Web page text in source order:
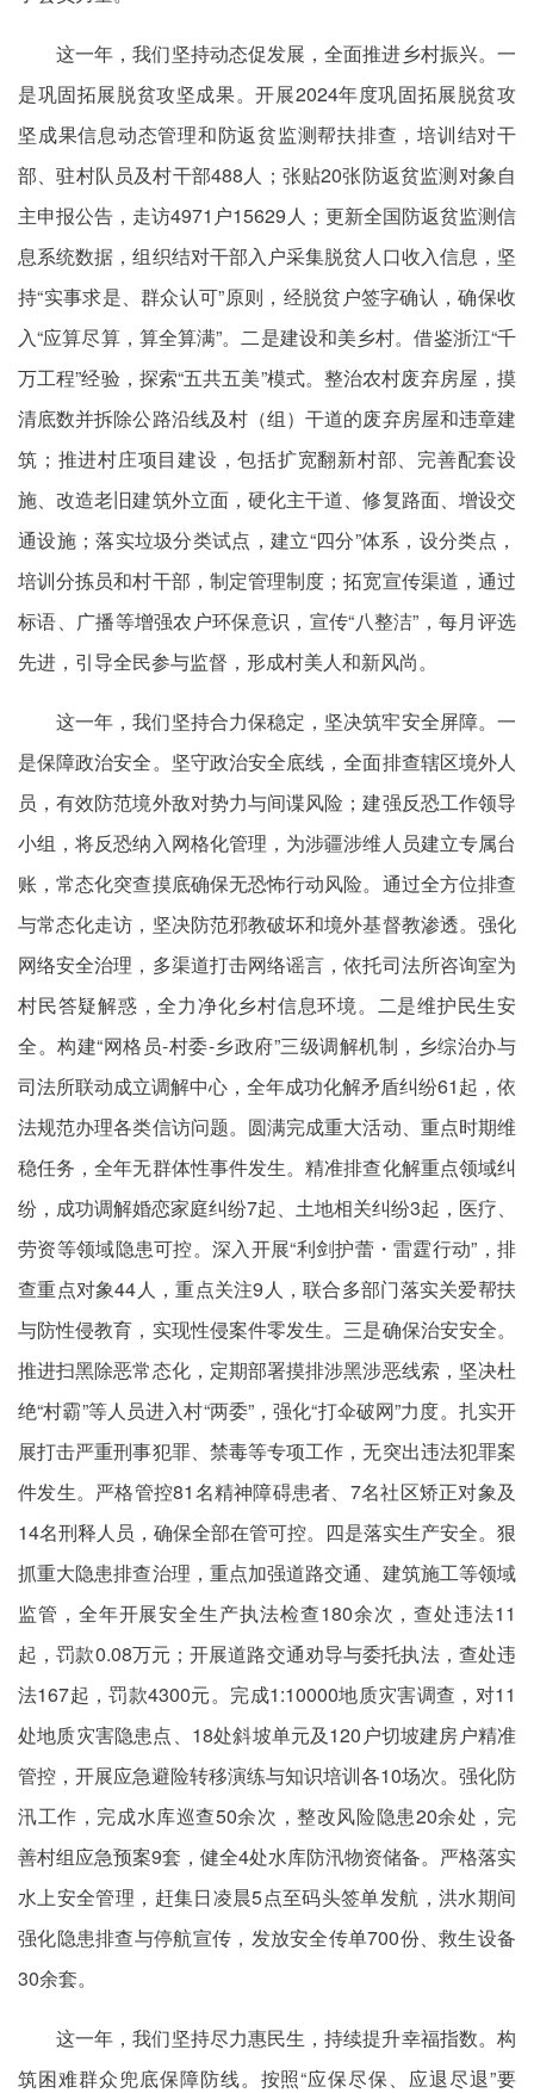
这一年，我们坚持动态促发展，全面推进乡村振兴。一
是巩固拓展脱贫攻坚成果。开展2024年度巩固拓展脱贫攻
坚成果信息动态管理和防返贫监测帮扶排查，培训结对干
部、驻村队员及村干部488人；张贴20张防返贫监测对象自
主申报公告，走访4971户15629人；更新全国防返贫监测信
息系统数据，组织结对干部入户采集脱贫人口收入信息，坚
持“实事求是、群众认可”原则，经脱贫户签字确认，确保收
入“应算尽算，算全算满”。二是建设和美乡村。借鉴浙江“千
万工程”经验，探索“五共五美”模式。整治农村废弃房屋，摸
清底数并拆除公路沿线及村（组）干道的废弃房屋和违章建
筑；推进村庄项目建设，包括扩宽翻新村部、完善配套设
施、改造老旧建筑外立面，硬化主干道、修复路面、增设交
通设施；落实垃圾分类试点，建立“四分”体系，设分类点，
培训分拣员和村干部，制定管理制度；拓宽宣传渠道，通过
标语、广播等增强农户环保意识，宣传“八整洁”，每月评选
先进，引导全民参与监督，形成村美人和新风尚。
这一年，我们坚持合力保稳定，坚决筑牢安全屏障。一
是保障政治安全。坚守政治安全底线，全面排查辖区境外人
员，有效防范境外敌对势力与间谍风险；建强反恐工作领导
小组，将反恐纳入网格化管理，为涉疆涉维人员建立专属台
账，常态化突查摸底确保无恐怖行动风险。通过全方位排查
与常态化走访，坚决防范邪教破坏和境外基督教渗透。强化
网络安全治理，多渠道打击网络谣言，依托司法所咨询室为
村民答疑解惑，全力净化乡村信息环境。二是维护民生安
全。构建“网格员-村委-乡政府”三级调解机制，乡综治办与
司法所联动成立调解中心，全年成功化解矛盾纠纷61起，依
法规范办理各类信访问题。圆满完成重大活动、重点时期维
稳任务，全年无群体性事件发生。精准排查化解重点领域纠
纷，成功调解婚恋家庭纠纷7起、土地相关纠纷3起，医疗、
劳资等领域隐患可控。深入开展“利剑护蕾・雷霆行动”，排
查重点对象44人，重点关注9人，联合多部门落实关爱帮扶
与防性侵教育，实现性侵案件零发生。三是确保治安安全。
推进扫黑除恶常态化，定期部署摸排涉黑涉恶线索，坚决杜
绝“村霸”等人员进入村“两委”，强化“打伞破网”力度。扎实开
展打击严重刑事犯罪、禁毒等专项工作，无突出违法犯罪案
件发生。严格管控81名精神障碍患者、7名社区矫正对象及
14名刑释人员，确保全部在管可控。四是落实生产安全。狠
抓重大隐患排查治理，重点加强道路交通、建筑施工等领域
监管，全年开展安全生产执法检查180余次，查处违法11
起，罚款0.08万元；开展道路交通劝导与委托执法，查处违
法167起，罚款4300元。完成1:10000地质灾害调查，对11
处地质灾害隐患点、18处斜坡单元及120户切坡建房户精准
管控，开展应急避险转移演练与知识培训各10场次。强化防
汛工作，完成水库巡查50余次，整改风险隐患20余处，完
善村组应急预案9套，健全4处水库防汛物资储备。严格落实
水上安全管理，赶集日凌晨5点至码头签单发航，洪水期间
强化隐患排查与停航宣传，发放安全传单700份、救生设备
30余套。
这一年，我们坚持尽力惠民生，持续提升幸福指数。构
筑困难群众兜底保障防线。按照“应保尽保、应退尽退”要